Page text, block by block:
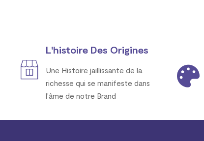
L'histoire Des Origines
Une Histoire jaillissante de la
richesse qui se manifeste dans
l'âme de notre Brand